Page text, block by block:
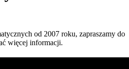
od 2007 roku, zapraszamy do
więcej informacji.